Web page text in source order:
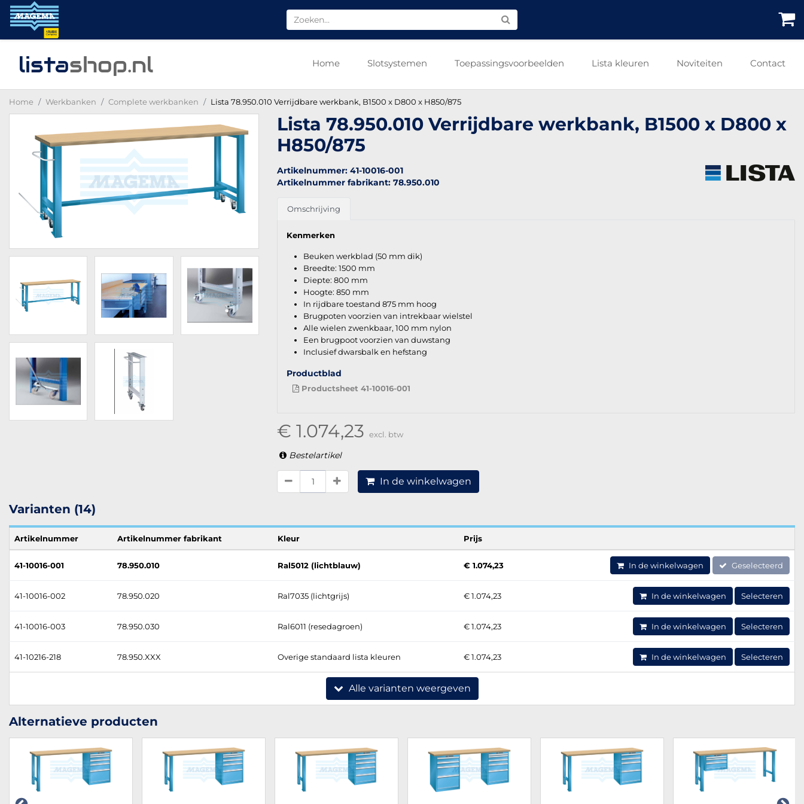
listashop.nl Home Slotsystemen Toepassingsvoorbeelden Lista kleuren Noviteiten Contact
Home Werkbanken Complete werkbanken Lista 78.950.010 Verrijdbare werkbank, B1500 x D800 x H850/875
Lista 78.950.010 Verrijdbare werkbank, B1500 x D800 x
H850/875
Artikelnummer: 41-10016-001
Artikelnummer fabrikant: 78.950.010
Omschrijving
Kenmerken
Beuken werkblad (50 mm dik)
Breedte: 1500 mm
Diepte: 800 mm
Hoogte: 850 mm
In rijdbare toestand 875 mm hoog
Brugpoten voorzien van intrekbaar wielstel
Alle wielen zwenkbaar, 100 mm nylon
Een brugpoot voorzien van duwstang
Inclusief dwarsbalk en hefstang
Productblad
Productsheet 41-10016-001
€ 1.074,23 excl. btw
Bestelartikel
In de winkelwagen
Varianten (14)
Artikelnummer Artikelnummer fabrikant Kleur Prijs
41-10016-001 78.950.010 Ral5012 (lichtblauw) € 1.074,23 In de winkelwagen Geselecteerd
41-10016-002 78.950.020 Ral7035 (lichtgrijs) € 1.074,23 In de winkelwagen Selecteren
41-10016-003 78.950.030 Ral6011 (resedagroen) € 1.074,23 In de winkelwagen Selecteren
41-10216-218 78.950.XXX Overige standaard lista kleuren € 1.074,23 In de winkelwagen Selecteren
Alle varianten weergeven
Alternatieve producten